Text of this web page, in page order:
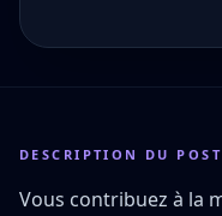
DESCRIPTION DU
Vous contribuez à la